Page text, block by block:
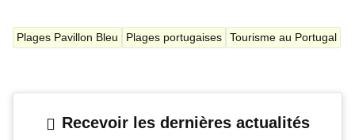
Plages Pavillon Bleu Plages portugaises Tourisme au Portugal
Recevoir les dernières actualités